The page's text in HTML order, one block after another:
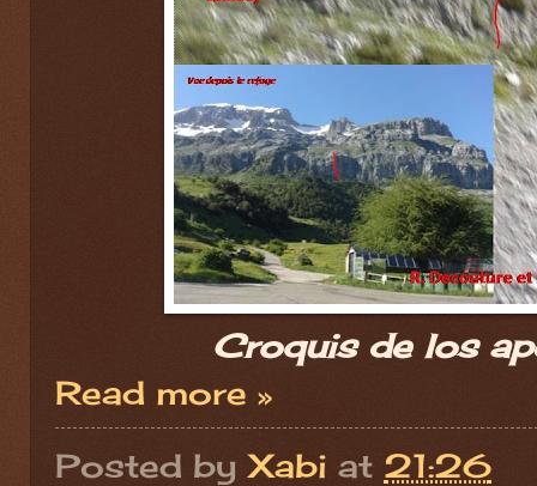
Croquis de los
Read more »
Posted byXabi at 21:26